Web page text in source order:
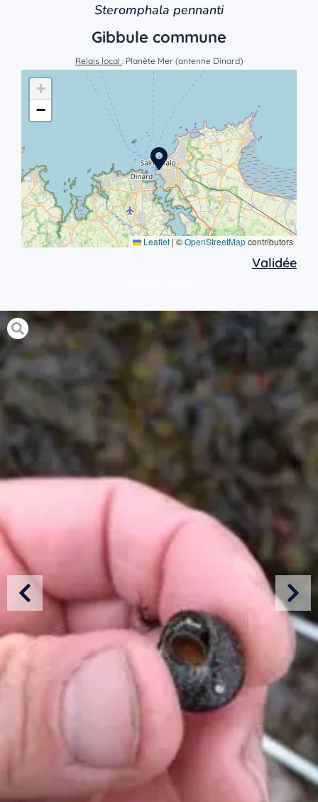
Steromphala pennanti
Gibbule commune
Relais local : Planète Mer (antenne Dinard)
+
−
Leaflet |©OpenStreetMapcontributors
Validée